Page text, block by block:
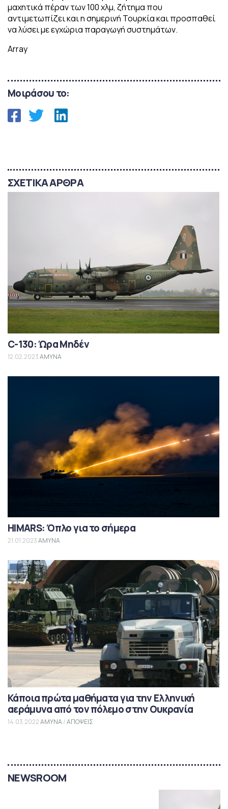
μαχητικά πέραν των 100 χλμ, ζήτημα που
αντιμετωπίζει και η σημερινή Τουρκία και προσπαθεί
να λύσει με εγχώρια παραγωγή συστημάτων.
Array
Μοιράσου το:
ΣΧΕΤΙΚΑ ΑΡΘΡΑ
C-130: Ώρα Μηδέν
12.02.2023ΑΜΥΝΑ
HIMARS: Όπλο για το σήμερα
21.01.2023ΑΜΥΝΑ
Κάποια πρώτα μαθήματα για την Ελληνική
αεράμυνα από τον πόλεμο στην Ουκρανία
14.03.2022ΑΜΥΝΑ/ΑΠΟΨΕΙΣ
NEWSROOM